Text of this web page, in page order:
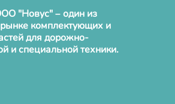
"Новус" – один из
комплектующих и
для дорожно-
и специальной техники.